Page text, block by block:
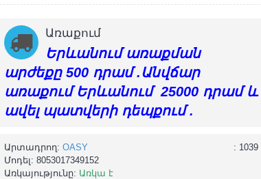
Առաքում
Երևանում առաքման
արժեքը 500 դրամ .Անվճար
առաքում Երևանում 25000 դրամ և
ավել պատվերի դեպքում .
: 1039
Արտադրող: OASY
Մոդել: 8053017349152
Առկայությունը: Առկա է